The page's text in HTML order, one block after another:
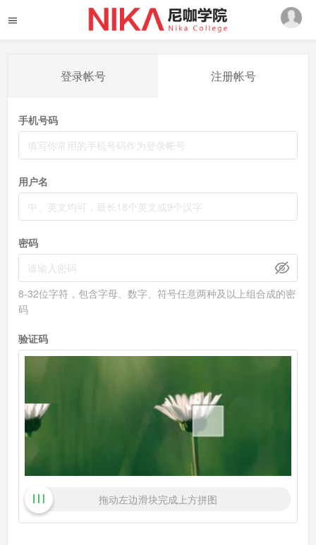
登录帐号 注册帐号
手机号码
用户名
密码
8-32位字符，包含字母、数字、符号任意两种及以上组合成的密
码
验证码
拖动左边滑块完成上方拼图